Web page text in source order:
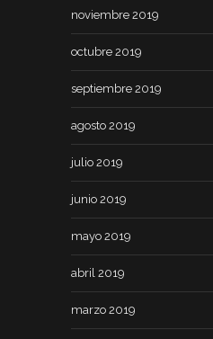
noviembre 2019
octubre 2019
septiembre 2019
agosto 2019
julio 2019
junio 2019
mayo 2019
abril 2019
marzo 2019